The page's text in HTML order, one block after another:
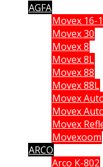
AGFA
Movex 16-
Movex 30
Movex 8
Movex 8L
Movex 88
Movex 88L
Movex
Movex
Movex
Movexoom
ARCO
Arco K-802